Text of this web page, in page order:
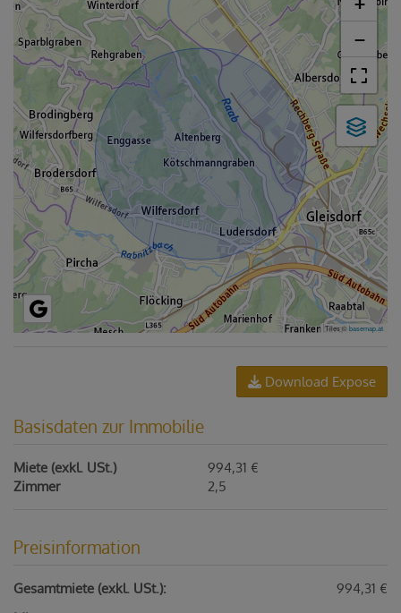
−
Tiles ©basemap.at
Download Expose
Basisdaten zur Immobilie
Miete (exkl. USt.)
994,31 €
Zimmer
2,5
Preisinformation
Gesamtmiete (exkl. USt.):
994,31 €